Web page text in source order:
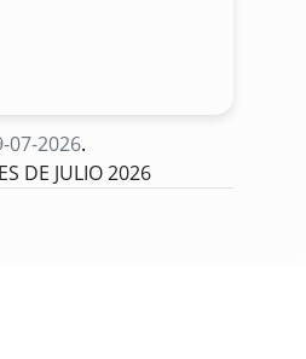
07-2026.
DE JULIO 2026